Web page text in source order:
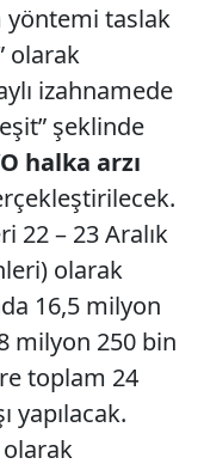
yöntemi taslak
olarak
izahnamede
şeklinde
halka arzı
22 – 23 Aralık
olarak
16,5 milyon
milyon 250 bin
toplam 24
yapılacak.
olarak